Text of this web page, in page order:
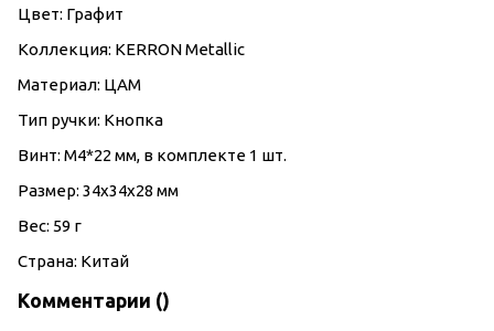
Цвет: Графит
Коллекция: KERRON Metallic
Материал: ЦАМ
Тип ручки: Кнопка
Винт: M4*22 мм, в комплекте 1 шт.
Размер: 34х34х28 мм
Вес: 59 г
Страна: Китай
Комментарии ()